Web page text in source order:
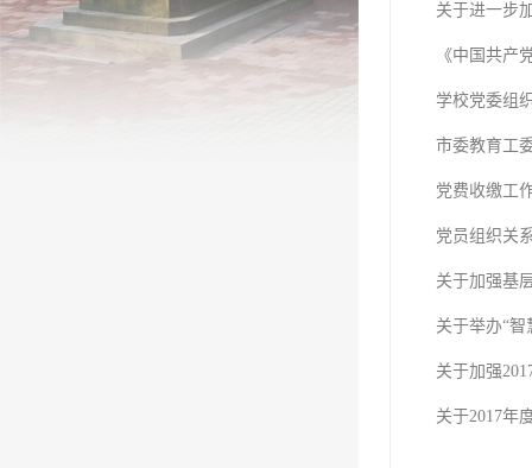
关于进一步
《中国共产
学校党委组
市委教育工
党费收缴工
党员组织关
关于加强基
关于举办“
关于加强
关于2017年